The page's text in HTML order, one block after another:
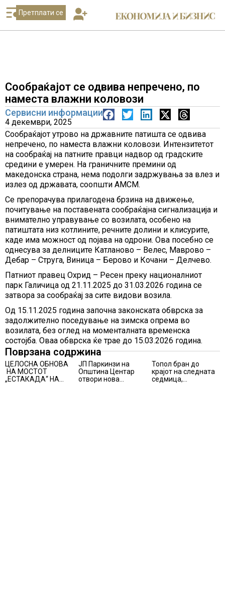
Претплати се
Сообраќајот се одвива непречено, по
наместа влажни коловози
Сервисни информации
4 декември, 2025
Сообраќајот утрово на државните патишта се одвива
непречено, по наместа влажни коловози. Интензитетот
на сообраќај на патните правци надвор од градските
средини е умерен. На граничните премини од
македонска страна, нема подолги задржувања за влез и
излез од државата, соопшти АМСМ.
Се препорачува прилагодена брзина на движење,
почитување на поставената сообраќајна сигнализација и
внимателно управување со возилата, особено на
патиштата низ котлините, речните долини и клисурите,
каде има можност од појава на одрони. Ова посебно се
однесува за делниците Катланово – Велес, Маврово –
Дебар – Струга, Виница – Берово и Кочани – Делчево.
Патниот правец Охрид – Ресен преку националниот
парк Галичица од 21.11.2025 до 31.03.2026 година се
затвора за сообраќај за сите видови возила.
Од 15.11.2025 година започна законската обврска за
задолжително поседување на зимска опрема во
возилата, без оглед на моменталната временска
состојба. Оваа обврска ќе трае до 15.03.2026 година.
Поврзана содржина
ЦЕЛОСНА ОБНОВА
НА МОСТОТ
„ЕСТАКАДА“ НА
ЈП Паркинзи на
Општина Центар
отвори нова
Топол бран до
крајот на следната
седмица,